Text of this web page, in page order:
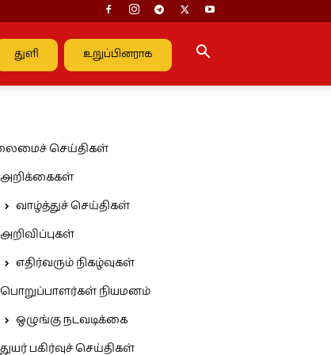
துளி உறுப்பினராக
செய்திகள்
அறிக்கைகள்
வாழ்த்துச் செய்திகள்
அறிவிப்புகள்
எதிர்வரும் நிகழ்வுகள்
பொறுப்பாளர்கள் நியமனம்
ஒழுங்கு நடவடிக்கை
துயர் பகிர்வுச் செய்திகள்